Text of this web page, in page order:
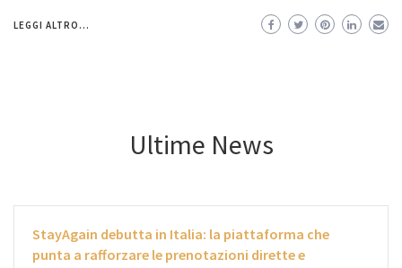
LEGGI ALTRO...
Ultime News
StayAgain debutta in Italia: la piattaforma che
punta a rafforzare le prenotazioni dirette e